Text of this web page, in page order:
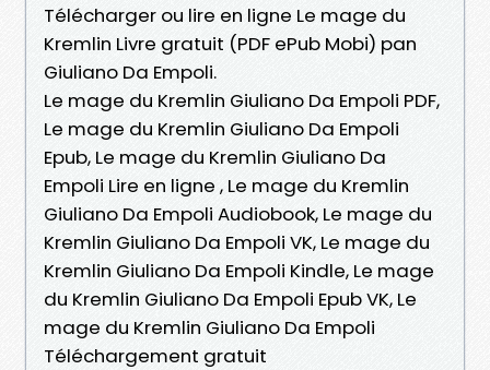
Télécharger ou lire en ligne Le mage du
Kremlin Livre gratuit (PDF ePub Mobi) pan
Giuliano Da Empoli.
Le mage du Kremlin Giuliano Da Empoli PDF,
Le mage du Kremlin Giuliano Da Empoli
Epub, Le mage du Kremlin Giuliano Da
Empoli Lire en ligne , Le mage du Kremlin
Giuliano Da Empoli Audiobook, Le mage du
Kremlin Giuliano Da Empoli VK, Le mage du
Kremlin Giuliano Da Empoli Kindle, Le mage
du Kremlin Giuliano Da Empoli Epub VK, Le
mage du Kremlin Giuliano Da Empoli
Téléchargement gratuit